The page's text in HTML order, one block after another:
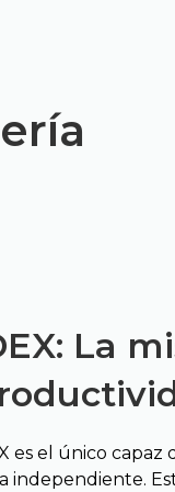
La
es el único capaz
independiente.